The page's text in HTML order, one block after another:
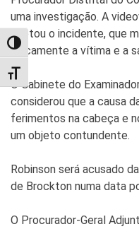
TOGGLE HIGH CONTRAST
TOGGLE FONT SIZE
uma investigação. A
captou o incidente, que
fisicamente a vítima e a
O Gabinete do
considerou que a causa
ferimentos na cabeça e
um objeto contundente.
Robinson será acusado
de Brockton numa data
O Procurador-Geral